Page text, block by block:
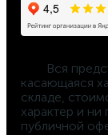
касающаяся
складе,
характер и ни
публичной